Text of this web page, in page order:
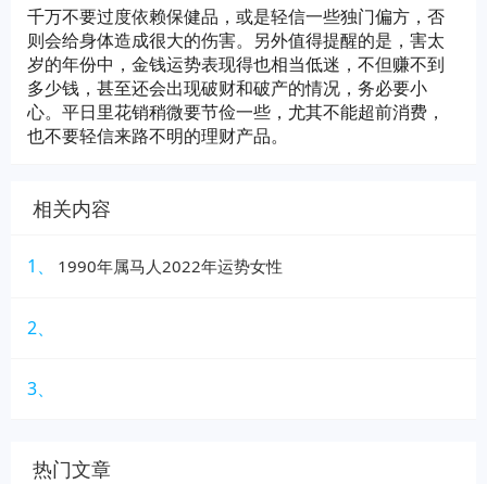
千万不要过度依赖保健品，或是轻信一些独门偏方，否
则会给身体造成很大的伤害。另外值得提醒的是，害太
岁的年份中，金钱运势表现得也相当低迷，不但赚不到
多少钱，甚至还会出现破财和破产的情况，务必要小
心。平日里花销稍微要节俭一些，尤其不能超前消费，
也不要轻信来路不明的理财产品。
相关内容
1、 1990年属马人2022年运势女性
2、
3、
热门文章